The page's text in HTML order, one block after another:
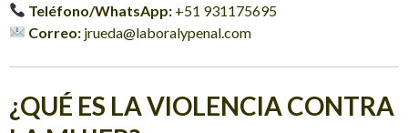
Teléfono/WhatsApp: +51 931175695
Correo: jrueda@laboralypenal.com
¿QUÉ ES LA VIOLENCIA CONTRA